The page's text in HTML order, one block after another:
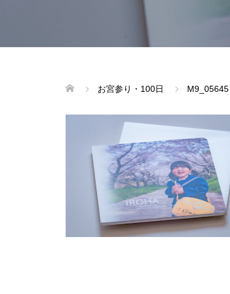
お宮参り・100日 M9_05645